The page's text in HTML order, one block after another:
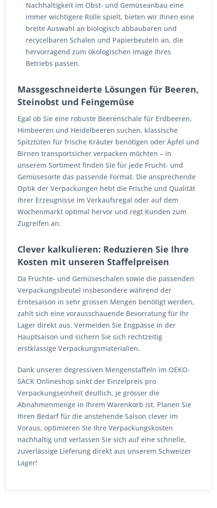
Nachhaltigkeit im Obst- und Gemüseanbau eine
immer wichtigere Rolle spielt, bieten wir Ihnen eine
breite Auswahl an biologisch abbaubaren und
recycelbaren Schalen und Papierbeuteln an, die
hervorragend zum ökologischen Image Ihres
Betriebs passen.
Massgeschneiderte Lösungen für Beeren,
Steinobst und Feingemüse
Egal ob Sie eine robuste Beerenschale für Erdbeeren,
Himbeeren und Heidelbeeren suchen, klassische
Spitztüten für frische Kräuter benötigen oder Äpfel und
Birnen transportsicher verpacken möchten – in
unserem Sortiment finden Sie für jede Frucht- und
Gemüsesorte das passende Format. Die ansprechende
Optik der Verpackungen hebt die Frische und Qualität
Ihrer Erzeugnisse im Verkaufsregal oder auf dem
Wochenmarkt optimal hervor und regt Kunden zum
Zugreifen an.
Clever kalkulieren: Reduzieren Sie Ihre
Kosten mit unseren Staffelpreisen
Da Früchte- und Gemüseschalen sowie die passenden
Verpackungsbeutel insbesondere während der
Erntesaison in sehr grossen Mengen benötigt werden,
zahlt sich eine vorausschauende Bevorratung für Ihr
Lager direkt aus. Vermeiden Sie Engpässe in der
Hauptsaison und sichern Sie sich rechtzeitig
erstklassige Verpackungsmaterialien.
Dank unserer degressiven Mengenstaffeln im OEKO-
SACK Onlineshop sinkt der Einzelpreis pro
Verpackungseinheit deutlich, je grösser die
Abnahmenmenge in Ihrem Warenkorb ist. Planen Sie
Ihren Bedarf für die anstehende Saison clever im
Voraus, optimieren Sie Ihre Verpackungskosten
nachhaltig und verlassen Sie sich auf eine schnelle,
zuverlässige Lieferung direkt aus unserem Schweizer
Lager!